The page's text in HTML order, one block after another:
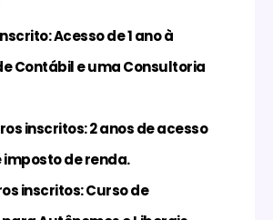
Acesso de 1 ano à
Contábil e uma Consultoria
inscritos: 2 anos de acesso
imposto de renda.
inscritos: Curso de